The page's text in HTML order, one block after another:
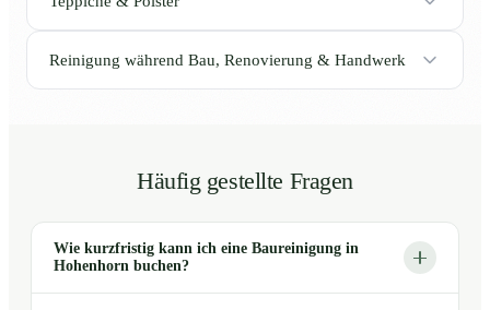
Reinigung während Bau, Renovierung & Handwerk
Häufig gestellte Fragen
Wie kurzfristig kann ich eine Baureinigung in
Hohenhorn buchen?